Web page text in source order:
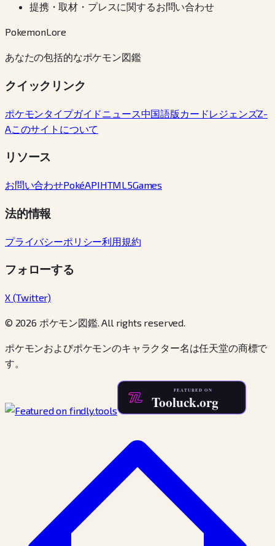
提携・取材・プレスに関するお問い合わせ
PokemonLore
あなたの包括的なポケモン図鑑
クイックリンク
ポケモンタイプガイド ニュース中国語版カードレジェンズZ-
Aこのサイトについて
リソース
お問い合わせPokéAPIHTML5Games
法的情報
プライバシーポリシー利用規約
フォローする
X (Twitter)
© 2026 ポケモン図鑑. All rights reserved.
ポケモンおよびポケモンのキャラクター名は任天堂の商標で
す。